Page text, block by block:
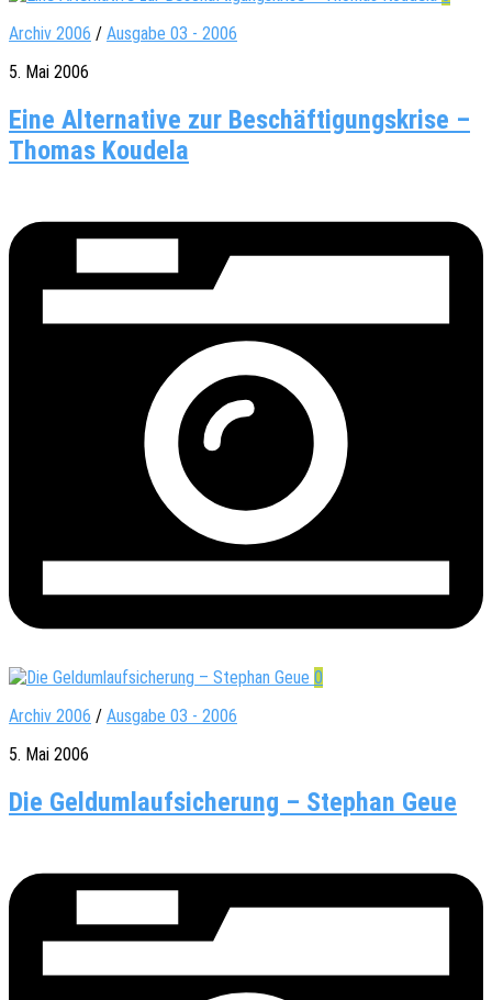
Archiv 2006 / Ausgabe 03 - 2006
5. Mai 2006
Eine Alternative zur Beschäftigungskrise –
Thomas Koudela
0
Archiv 2006 / Ausgabe 03 - 2006
5. Mai 2006
Die Geldumlaufsicherung – Stephan Geue